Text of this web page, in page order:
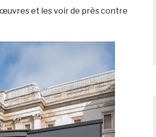
et les voir de près contre